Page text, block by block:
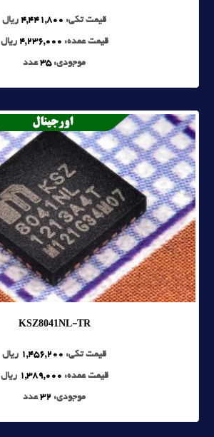
قیمت تکی: 4,441,800 ریال
قیمت عمده: 4,236,000 ریال
موجودی:35عدد
KSZ8041NL-TR
قیمت تکی: 1,456,200 ریال
قیمت عمده: 1,389,000 ریال
موجودی: 32عدد